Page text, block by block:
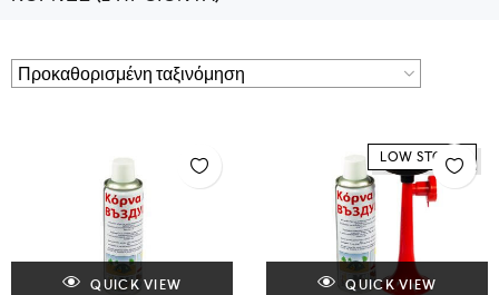
QUICK VIEW
LOW STOCK
QUICK VIEW